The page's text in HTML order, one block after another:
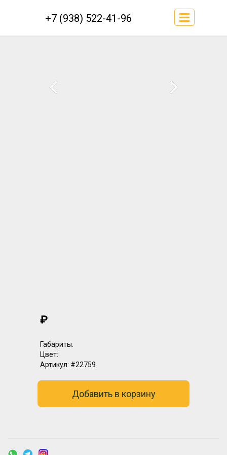
+7 (938) 522-41-96
₽
Габариты:
Цвет:
Артикул: #22759
Добавить в корзину